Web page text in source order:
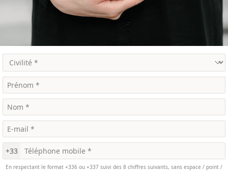
Téléchargement :
+33
En respectant le format +336 ou +337 suivi des 8 chiffres suivants, sans espace / point /